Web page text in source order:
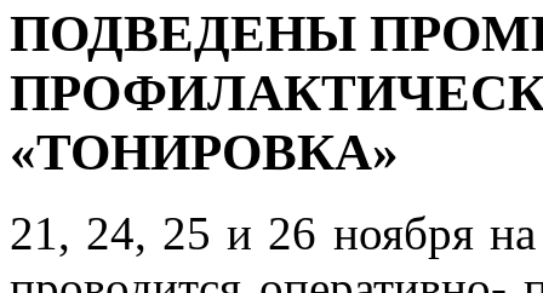
ПОДВЕДЕНЫ
«ТОНИРОВКА»
21, 24, 25 и 26 ноября на